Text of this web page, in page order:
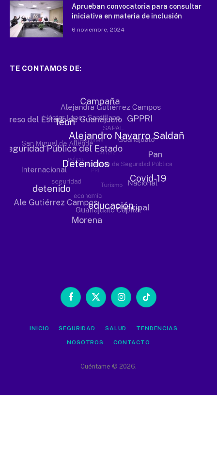
Aprueban convocatoria para consultar
iniciativa en materia de inclusión
6 noviembre, 2024
TE CONTAMOS DE:
Facebook
X
InstagramTikTok
INICIO SEGURIDAD SALUD TENDENCIAS
NOSOTROS CONTACTO
Cuéntame © 2026.